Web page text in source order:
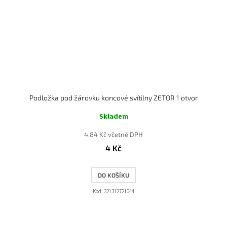
Podložka pod žárovku koncové svítilny ZETOR 1 otvor
Skladem
4,84 Kč včetně DPH
4 Kč
DO KOŠÍKU
Kód: 321312721044